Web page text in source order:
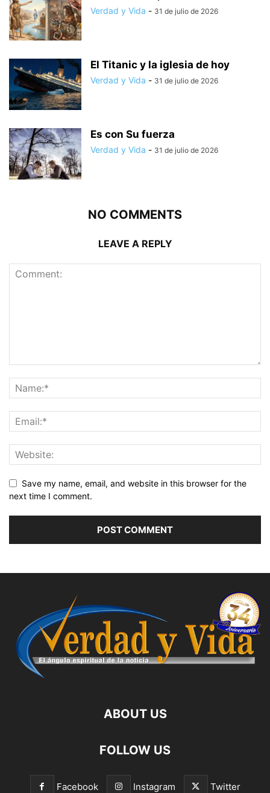
Verdad y Vida - 31 de julio de 2026
El Titanic y la iglesia de hoy
Verdad y Vida - 31 de julio de 2026
Es con Su fuerza
Verdad y Vida - 31 de julio de 2026
NO COMMENTS
LEAVE A REPLY
Save my name, email, and website in this browser for the
next time I comment.
ABOUT US
FOLLOW US
Facebook Instagram Twitter